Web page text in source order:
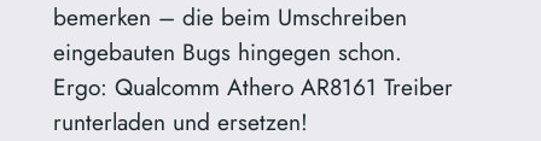
bemerken – die beim Umschreiben
eingebauten Bugs hingegen schon.
Ergo: Qualcomm Athero AR8161 Treiber
runterladen und ersetzen!